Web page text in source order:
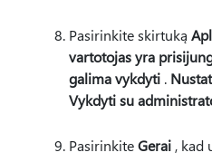
Pasirinkite skirtuką
vartotojas yra
galima vykdyti .
Vykdyti su
PasirinkiteGerai , kad